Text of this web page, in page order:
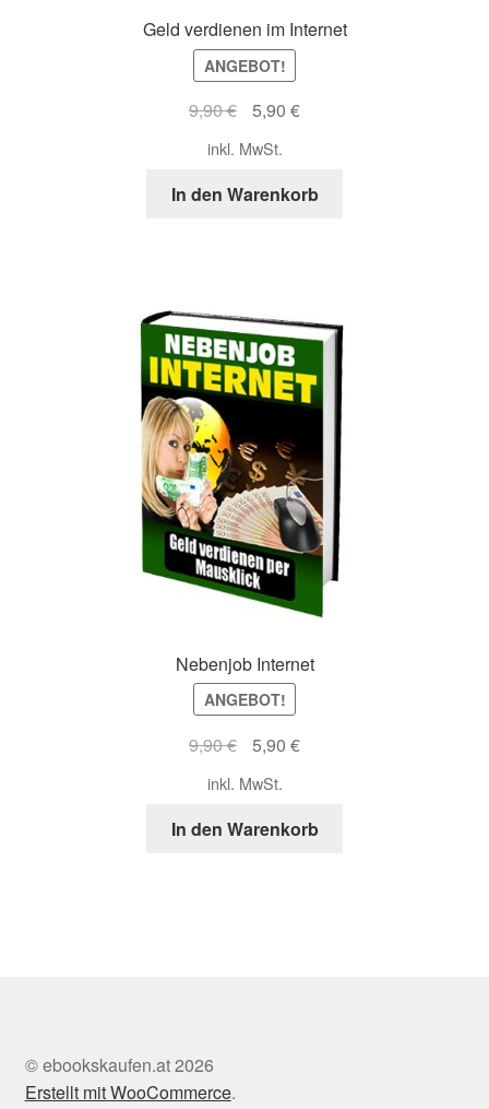
Geld verdienen im Internet
ANGEBOT!
9,90€
Ursprünglicher
war:
9,90 €
5,90 €Aktueller
5,90 €.
inkl. MwSt.
In den Warenkorb
Nebenjob Internet
ANGEBOT!
9,90€
Ursprünglicher
war:
9,90 €
5,90 €Aktueller
5,90 €.
inkl. MwSt.
In den Warenkorb
© ebookskaufen.at 2026
Erstellt mit WooCommerce.